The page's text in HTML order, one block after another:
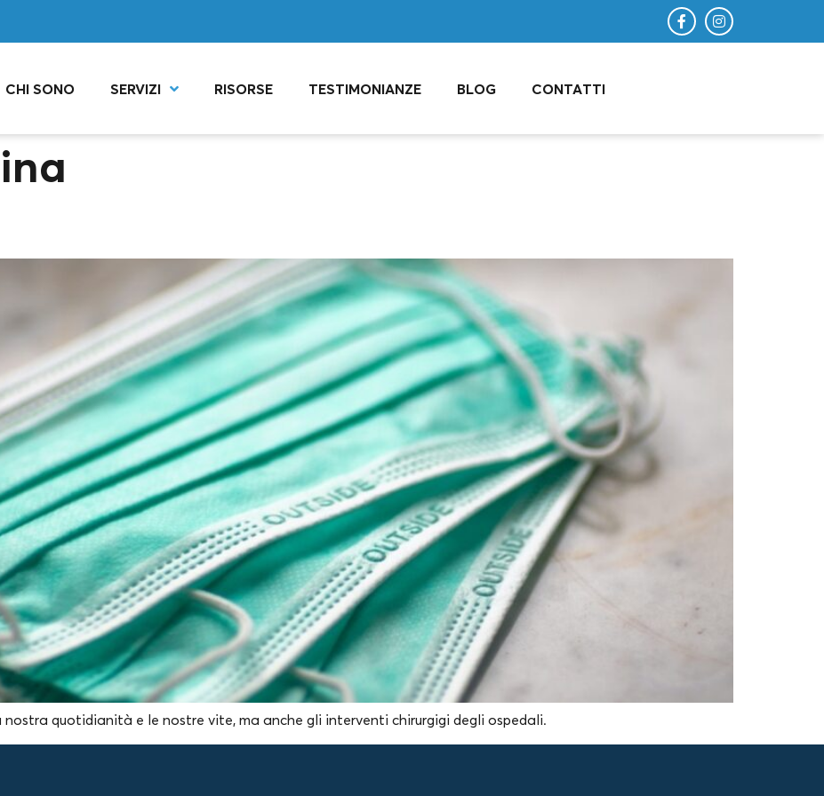
CHI SONO SERVIZI RISORSE TESTIMONIANZE BLOG CONTATTI
quotidianità e le nostre vite, ma anche gli interventi chirurgigi degli ospedali.